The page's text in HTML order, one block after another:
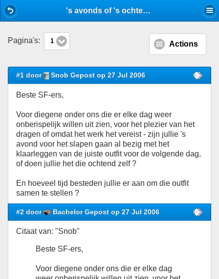
's avonds of 's ochtends ? - Overig - Stijlforum
Pagina's: 1 Actions
#1 door Snob Gepost op 27 Jul 2006
Beste SF-ers,
Voor diegene onder ons die er elke dag weer
onberispelijk willen uit zien, voor het plezier van het
dragen of omdat het werk het vereist - zijn jullie 's
avond voor het slapen gaan al bezig met het
klaarleggen van de juiste outfit voor de volgende dag,
of doen jullie het die ochtend zelf ?
En hoeveel tijd besteden jullie er aan om die outfit
samen te stellen ?
#2 door Bachelor Gepost op 27 Jul 2006
Citaat van: "Snob"
Beste SF-ers,
Voor diegene onder ons die er elke dag